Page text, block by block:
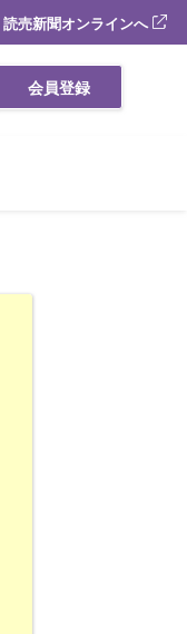
読売新聞オンラインへ
会員登録